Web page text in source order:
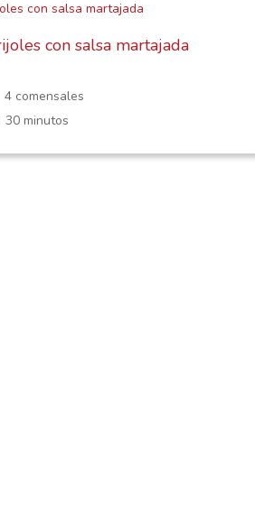
con salsa martajada
4 comensales
30 minutos